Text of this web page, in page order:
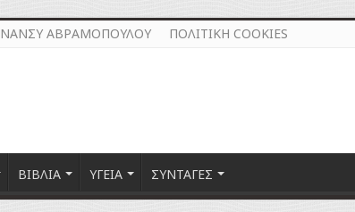
ΝΑΝΣΥ ΑΒΡΑΜΟΠΟΥΛΟΥ ΠΟΛΙΤΙΚΗ COOKIES
ΒΙΒΛΙΑ ΥΓΕΙΑ ΣΥΝΤΑΓΕΣ